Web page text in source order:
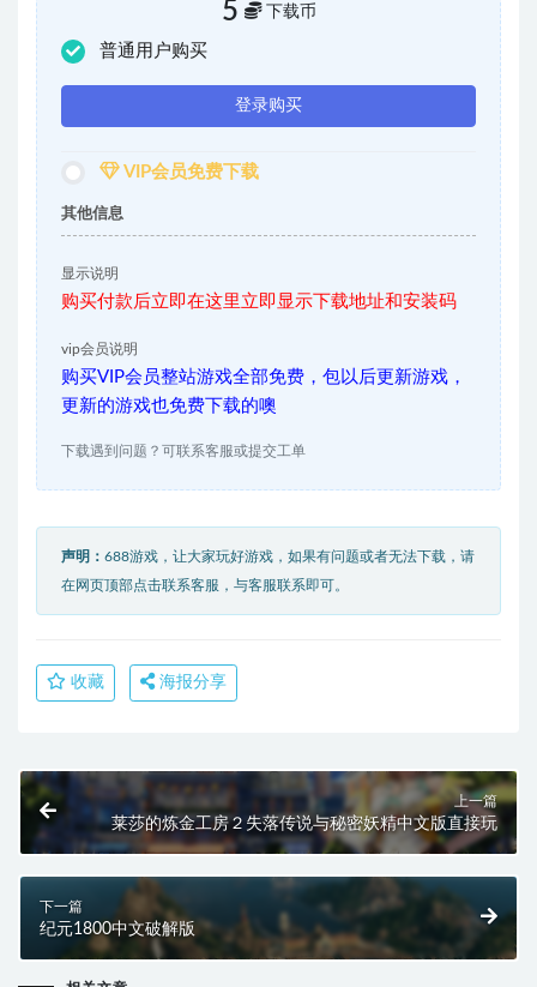
5 下载币
普通用户购买
登录购买
VIP会员免费下载
其他信息
显示说明
购买付款后立即在这里立即显示下载地址和安装码
vip会员说明
购买VIP会员整站游戏全部免费，包以后更新游戏，
更新的游戏也免费下载的噢
下载遇到问题？可联系客服或提交工单
声明： 688游戏，让大家玩好游戏，如果有问题或者无法下载，请
在网页顶部点击联系客服，与客服联系即可。
收藏 海报分享
上一篇
莱莎的炼金工房２失落传说与秘密妖精中文版直接玩
下一篇
纪元1800中文破解版